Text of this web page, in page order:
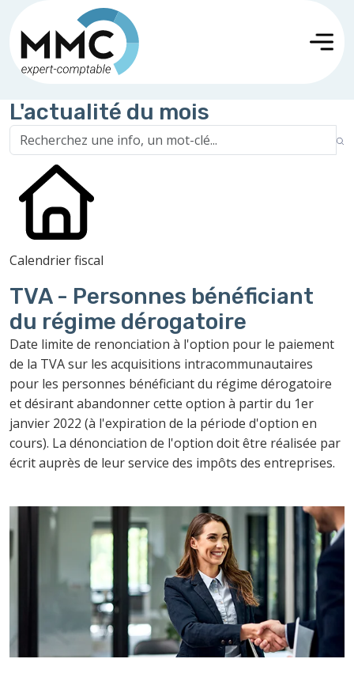
L'actualité du mois
Calendrier fiscal
TVA - Personnes bénéficiant
du régime dérogatoire
Date limite de renonciation à l'option pour le paiement
de la TVA sur les acquisitions intracommunautaires
pour les personnes bénéficiant du régime dérogatoire
et désirant abandonner cette option à partir du 1er
janvier 2022 (à l'expiration de la période d'option en
cours). La dénonciation de l'option doit être réalisée par
écrit auprès de leur service des impôts des entreprises.